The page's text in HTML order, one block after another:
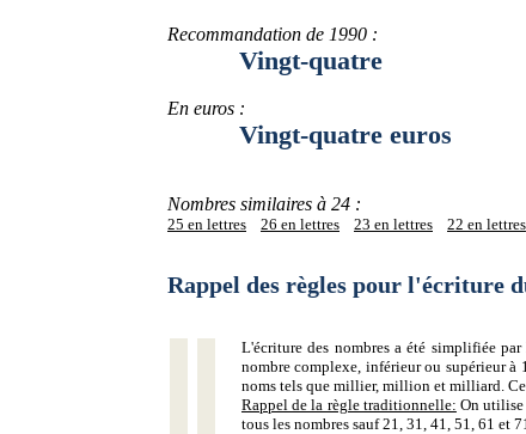
Recommandation de 1990 :
Vingt-quatre
En euros :
Vingt-quatre euros
Nombres similaires à 24 :
25 en lettres 26 en lettres 23 en lettres 22 en lettres
Rappel des règles pour l'écriture
L'écriture des nombres a été simplifiée
nombre complexe, inférieur ou supérieur à
noms tels que millier, million et milliard.
Rappel de la règle traditionnelle: On utilise
tous les nombres sauf 21, 31, 41, 51, 61 et